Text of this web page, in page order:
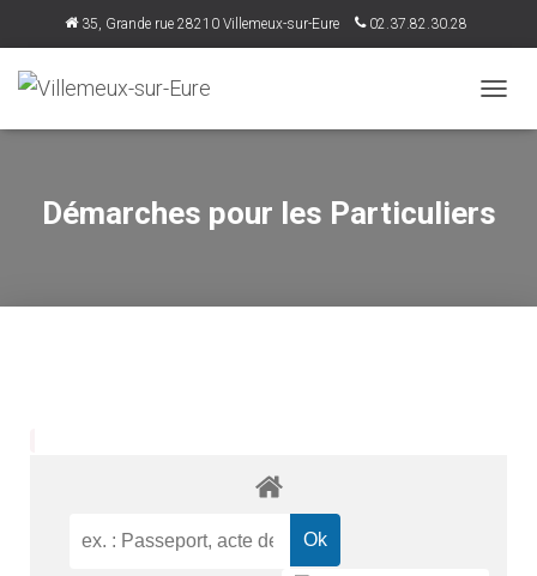
35, Grande rue 28210 Villemeux-sur-Eure 02.37.82.30.28
É
E
N
Démarches pour les Particuliers